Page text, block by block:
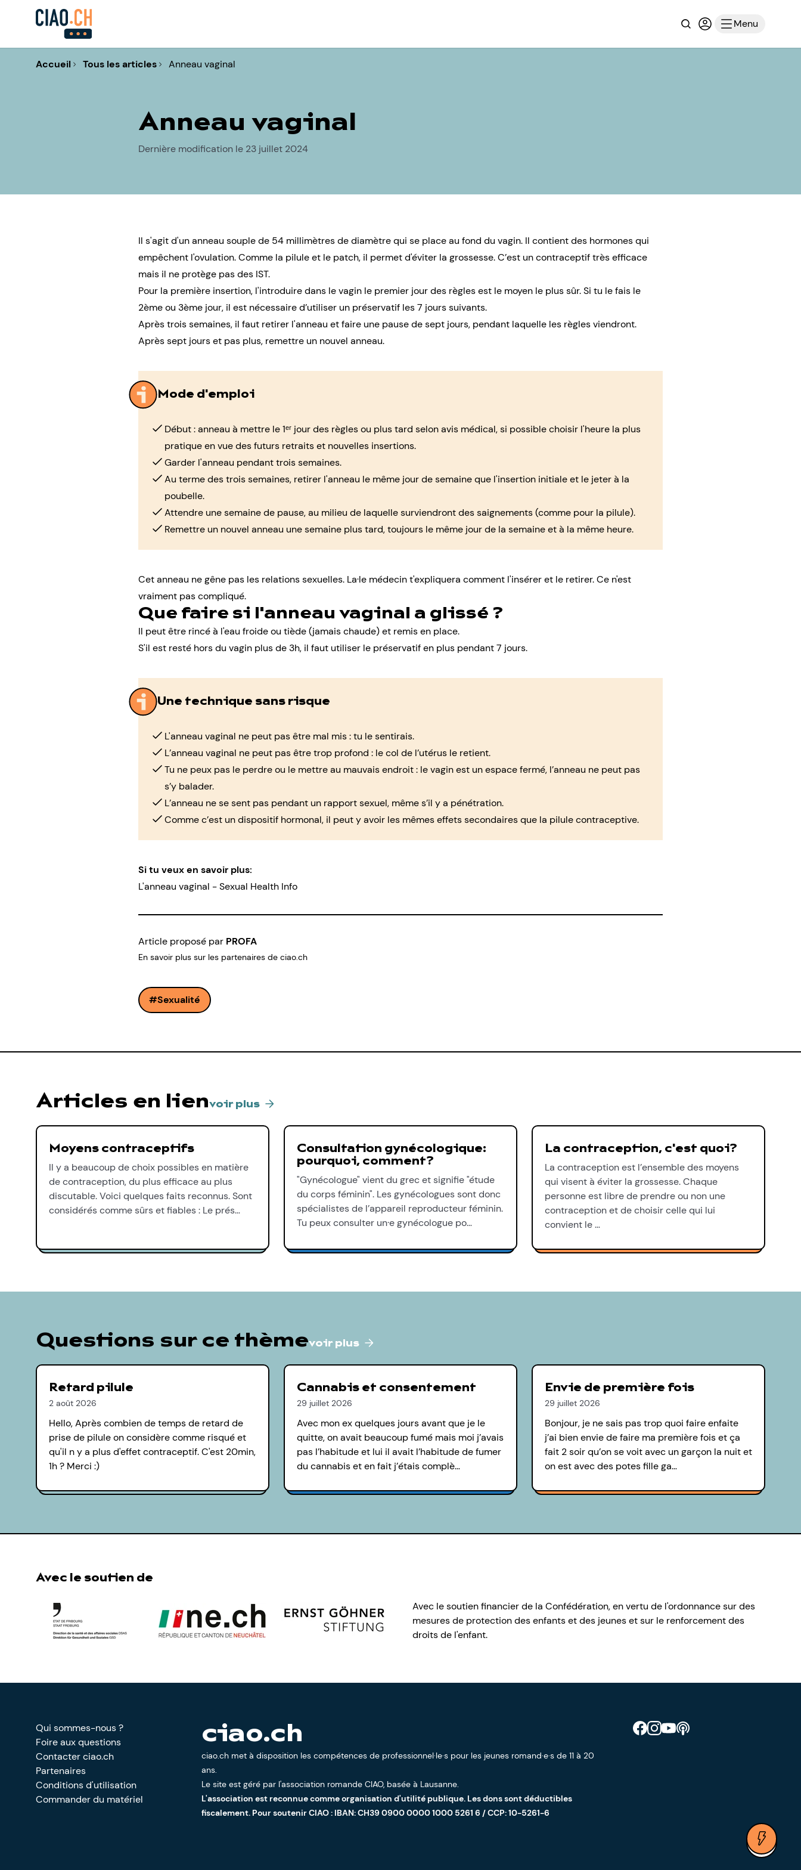
RechercheConnexion ou
Menu
Accueil Tous les articles Anneau vaginal
Anneau vaginal
Dernière modification le 23 juillet 2024
Il s'agit d'un anneau souple de 54 millimètres de diamètre qui se place au fond du vagin. Il contient des hormones qui
empêchent l'ovulation. Comme la piluleet le patch, il permet d'éviter la grossesse. C’est un contraceptif très efficace
mais il ne protège pas des IST.
Pour la première insertion, l'introduire dans le vagin le premier jour des règles est le moyen le plus sûr. Si tu le fais le
2ème ou 3ème jour, il est nécessaire d’utiliser un préservatif les 7 jours suivants.
Après trois semaines, il faut retirer l'anneau et faire une pause de sept jours, pendant laquelle les règles viendront.
Après sept jours et pas plus, remettre un nouvel anneau.
Mode d'emploi
Début : anneau à mettre le 1ᵉʳ jour des règles ou plus tard selon avis médical, si possible choisir l'heure la plus
pratique en vue des futurs retraits et nouvelles insertions.
Garder l'anneau pendant trois semaines.
Au terme des trois semaines, retirer l'anneau le même jour de semaine que l'insertion initiale et le jeter à la
poubelle.
Attendre une semaine de pause, au milieu de laquelle surviendront des saignements (comme pour la pilule).
Remettre un nouvel anneau une semaine plus tard, toujours le même jour de la semaine et à la même heure.
Cet anneau ne gêne pas les relations sexuelles. La·le médecin t'expliquera comment l'insérer et le retirer. Ce n'est
vraiment pas compliqué.
Que faire si l'anneau vaginal a glissé ?
Il peut être rincé à l'eau froide ou tiède (jamais chaude) et remis en place.
S'il est resté hors du vagin plus de 3h, il faut utiliser le préservatif en plus pendant 7 jours.
Une technique sans risque
L'anneau vaginal ne peut pas être mal mis : tu le sentirais.
L’anneau vaginal ne peut pas être trop profond : le col de l’utérus le retient.
Tu ne peux pas le perdre ou le mettre au mauvais endroit : le vagin est un espace fermé, l’anneau ne peut pas
s’y balader.
L’anneau ne se sent pas pendant un rapport sexuel, même s’il y a pénétration.
Comme c’est un dispositif hormonal, il peut y avoir les mêmes effets secondaires que la pilule contraceptive.
Si tu veux en savoir plus:
L'anneau vaginal - Sexual Health Info
Article proposé par PROFA
En savoir plus sur les partenaires de ciao.ch
Sexualité
Articles en lienvoir plus
Moyens contraceptifs
Il y a beaucoup de choix possibles en matière
de contraception, du plus efficace au plus
discutable. Voici quelques faits reconnus. Sont
considérés comme sûrs et fiables : Le prés…
Consultation gynécologique:
pourquoi, comment?
"Gynécologue" vient du grec et signifie "étude
du corps féminin". Les gynécologues sont donc
spécialistes de l’appareil reproducteur féminin.
Tu peux consulter un·e gynécologue po…
La contraception, c'est quoi?
La contraception est l’ensemble des moyens
qui visent à éviter la grossesse. Chaque
personne est libre de prendre ou non une
contraception et de choisir celle qui lui
convient le …
Questions sur ce thèmevoir plus
Retard pilule
2 août 2026
Hello, Après combien de temps de retard de
prise de pilule on considère comme risqué et
qu'il n y a plus d'effet contraceptif. C'est 20min,
1h ? Merci :)
Cannabis et consentement
29 juillet 2026
Avec mon ex quelques jours avant que je le
quitte, on avait beaucoup fumé mais moi j’avais
pas l’habitude et lui il avait l’habitude de fumer
du cannabis et en fait j’étais complè…
Envie de première fois
29 juillet 2026
Bonjour, je ne sais pas trop quoi faire enfaite
j’ai bien envie de faire ma première fois et ça
fait 2 soir qu’on se voit avec un garçon la nuit et
on est avec des potes fille ga…
Avec le soutien de
Avec le soutien financier de la Confédération, en vertu de l'ordonnance sur des
mesures de protection des enfants et des jeunes et sur le renforcement des
droits de l'enfant.
Retrouve CIAO sur Facebook
Retrouve CIAO sur Instagram
Retrouve CIAO sur YouTube
Découvre notre podcast
Qui sommes-nous ?
Foire aux questions
Contacter ciao.ch
Partenaires
Conditions d'utilisation
Commander du matériel
ciao.ch
ciao.ch met à disposition les compétences de professionnel·le·s pour les jeunes romand·e·s de 11 à 20
ans.
Le site est géré par l'association romande CIAO, basée à Lausanne.
L'association est reconnue comme organisation d'utilité publique. Les dons sont déductibles
fiscalement. Pour soutenir CIAO : IBAN: CH39 0900 0000 1000 5261 6 / CCP: 10-5261-6